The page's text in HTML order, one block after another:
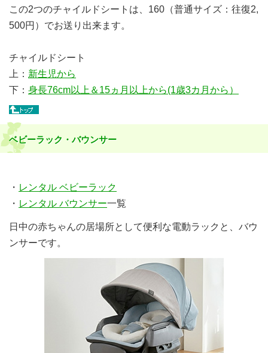
この2つのチャイルドシートは、160（普通サイズ：往復2,
500円）でお送り出来ます。
チャイルドシート
上： 新生児から
下： 身長76cm以上＆15ヵ月以上から(1歳3カ月から）
ベビーラック・バウンサー
・ レンタル ベビーラック
・ レンタル バウンサー一覧
日中の赤ちゃんの居場所として便利な電動ラックと、バウ
ンサーです。